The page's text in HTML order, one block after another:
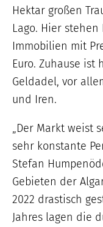
Hektar großen
Lago. Hier
Immobilien mit
Euro. Zuhause
Geldadel, vor
und Iren.
„Der Markt weist
sehr konstante
Stefan
Gebieten der
2022 drastisch
Jahres lagen die